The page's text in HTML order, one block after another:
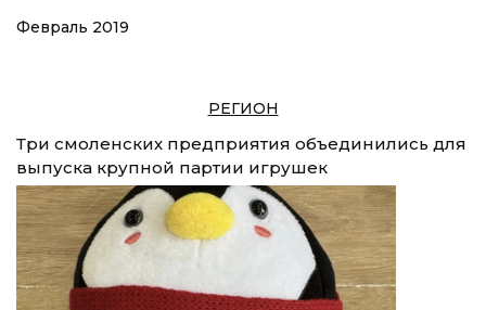
Февраль 2019
РЕГИОН
Три смоленских предприятия объединились для
выпуска крупной партии игрушек